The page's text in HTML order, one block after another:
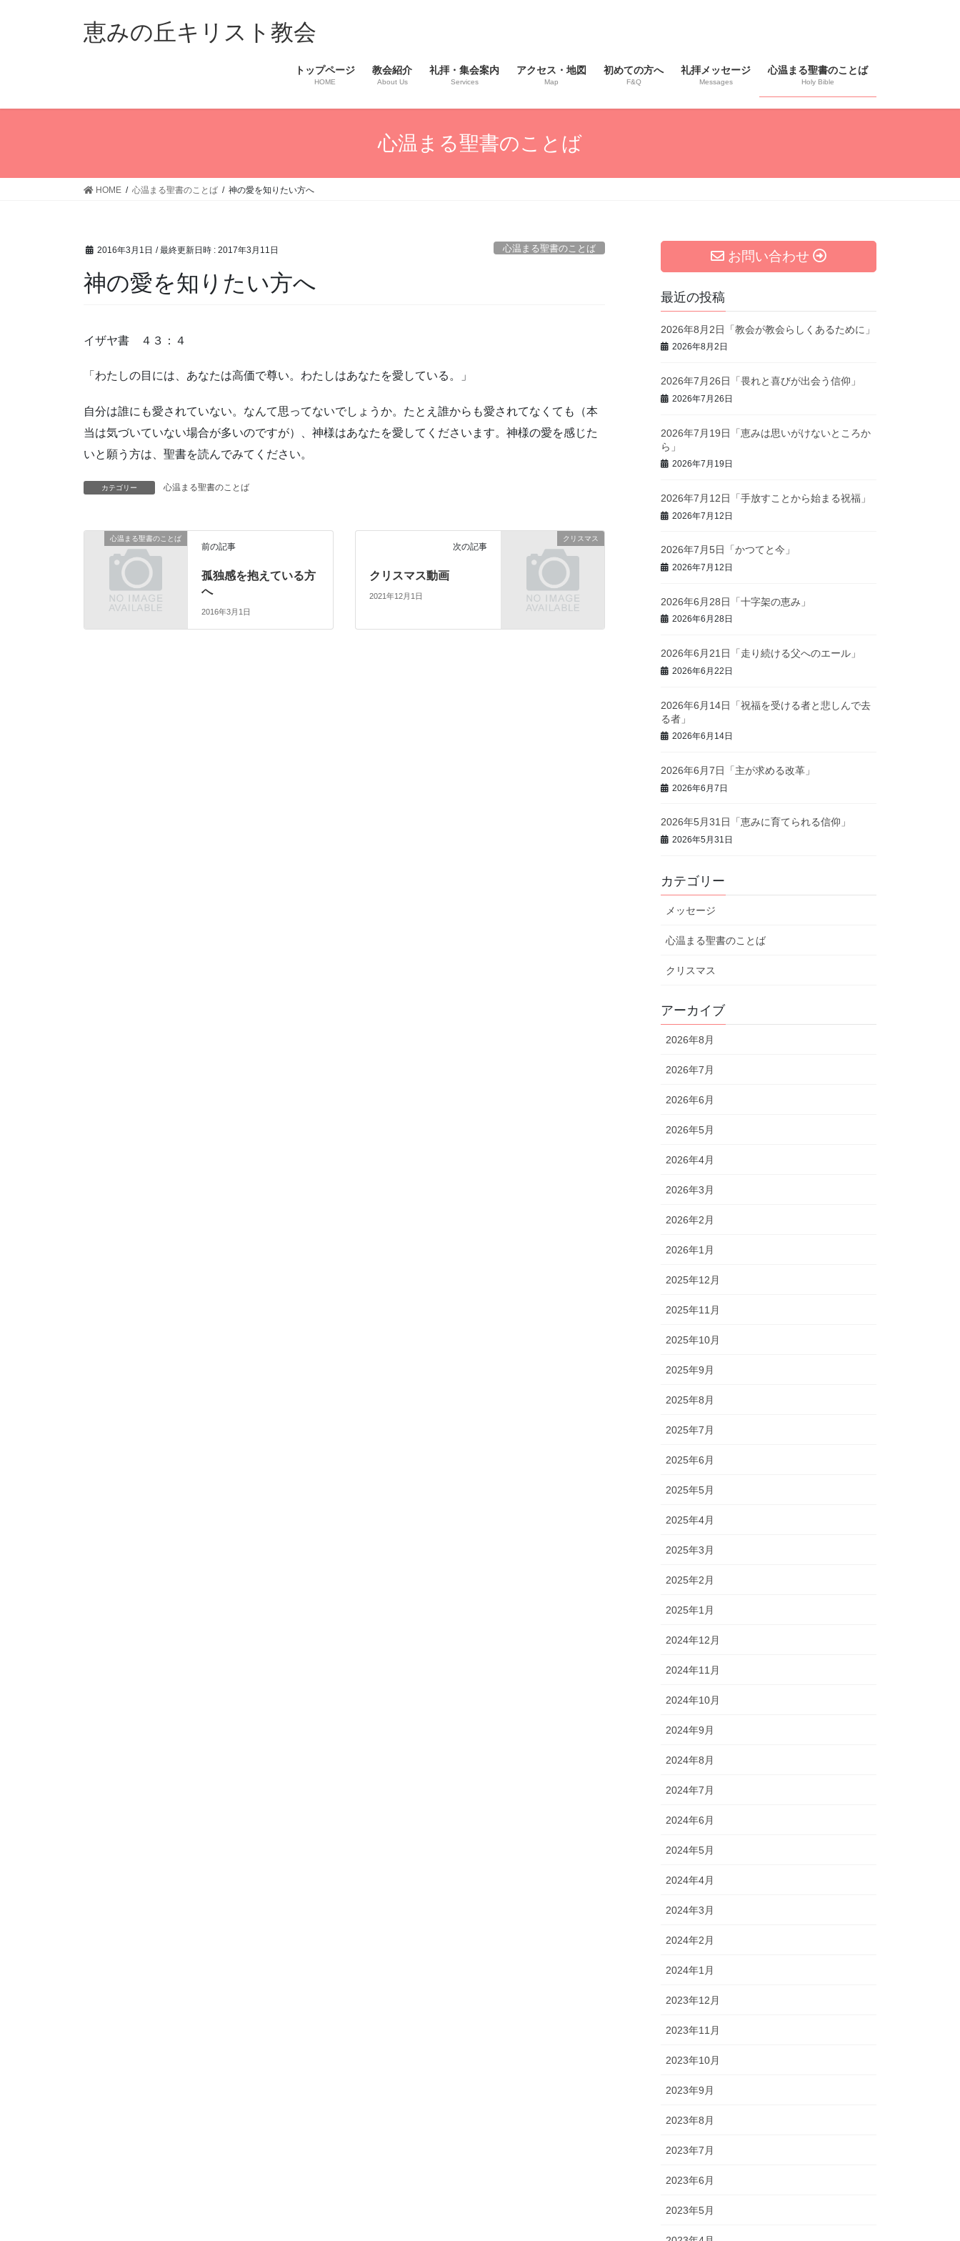
ス
ン
恵みの丘キリスト教会
トップページ
HOME
教会紹介
About Us
礼拝・集会案内
Services
アクセス・地図
Map
初めての方へ
F&Q
礼拝メッセージ
Messages
心温まる聖書のことば
Holy Bible
心温まる聖書のことば
HOME 心温まる聖書のことば 神の愛を知りたい方へ
2016年3月1日 / 最終更新日時 : 2017年3月11日 心温まる聖書のことば
神の愛を知りたい方へ
イザヤ書 ４３：４
「わたしの目には、あなたは高価で尊い。わたしはあなたを愛している。」
自分は誰にも愛されていない。なんて思ってないでしょうか。たとえ誰からも愛されてなくても（本
当は気づいていない場合が多いのですが）、神様はあなたを愛してくださいます。神様の愛を感じた
いと願う方は、聖書を読んでみてください。
カテゴリー 心温まる聖書のことば
心温まる聖書のことば
前の記事
孤独感を抱えている方
へ
2016年3月1日
クリスマス
次の記事
クリスマス動画
2021年12月1日
お問い合わせ
最近の投稿
2026年8月2日「教会が教会らしくあるために」
2026年8月2日
2026年7月26日「畏れと喜びが出会う信仰」
2026年7月26日
2026年7月19日「恵みは思いがけないところか
ら」
2026年7月19日
2026年7月12日「手放すことから始まる祝福」
2026年7月12日
2026年7月5日「かつてと今」
2026年7月12日
2026年6月28日「十字架の恵み」
2026年6月28日
2026年6月21日「走り続ける父へのエール」
2026年6月22日
2026年6月14日「祝福を受ける者と悲しんで去
る者」
2026年6月14日
2026年6月7日「主が求める改革」
2026年6月7日
2026年5月31日「恵みに育てられる信仰」
2026年5月31日
カテゴリー
メッセージ
心温まる聖書のことば
クリスマス
アーカイブ
2026年8月
2026年7月
2026年6月
2026年5月
2026年4月
2026年3月
2026年2月
2026年1月
2025年12月
2025年11月
2025年10月
2025年9月
2025年8月
2025年7月
2025年6月
2025年5月
2025年4月
2025年3月
2025年2月
2025年1月
2024年12月
2024年11月
2024年10月
2024年9月
2024年8月
2024年7月
2024年6月
2024年5月
2024年4月
2024年3月
2024年2月
2024年1月
2023年12月
2023年11月
2023年10月
2023年9月
2023年8月
2023年7月
2023年6月
2023年5月